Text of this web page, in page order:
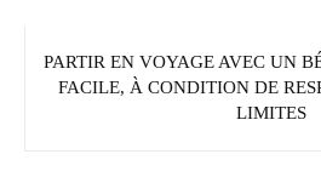
PARTIR EN VOYAGE AVEC UN
FACILE, À CONDITION DE
LIMITES